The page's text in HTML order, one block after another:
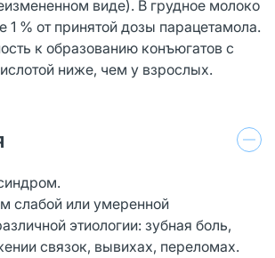
виде). В грудное молоко
1 % от принятой дозы парацетамола.
к образованию конъюгатов с
ниже, чем у взрослых.
слабой или умеренной
этиологии: зубная боль,
связок, вывихах, переломах.